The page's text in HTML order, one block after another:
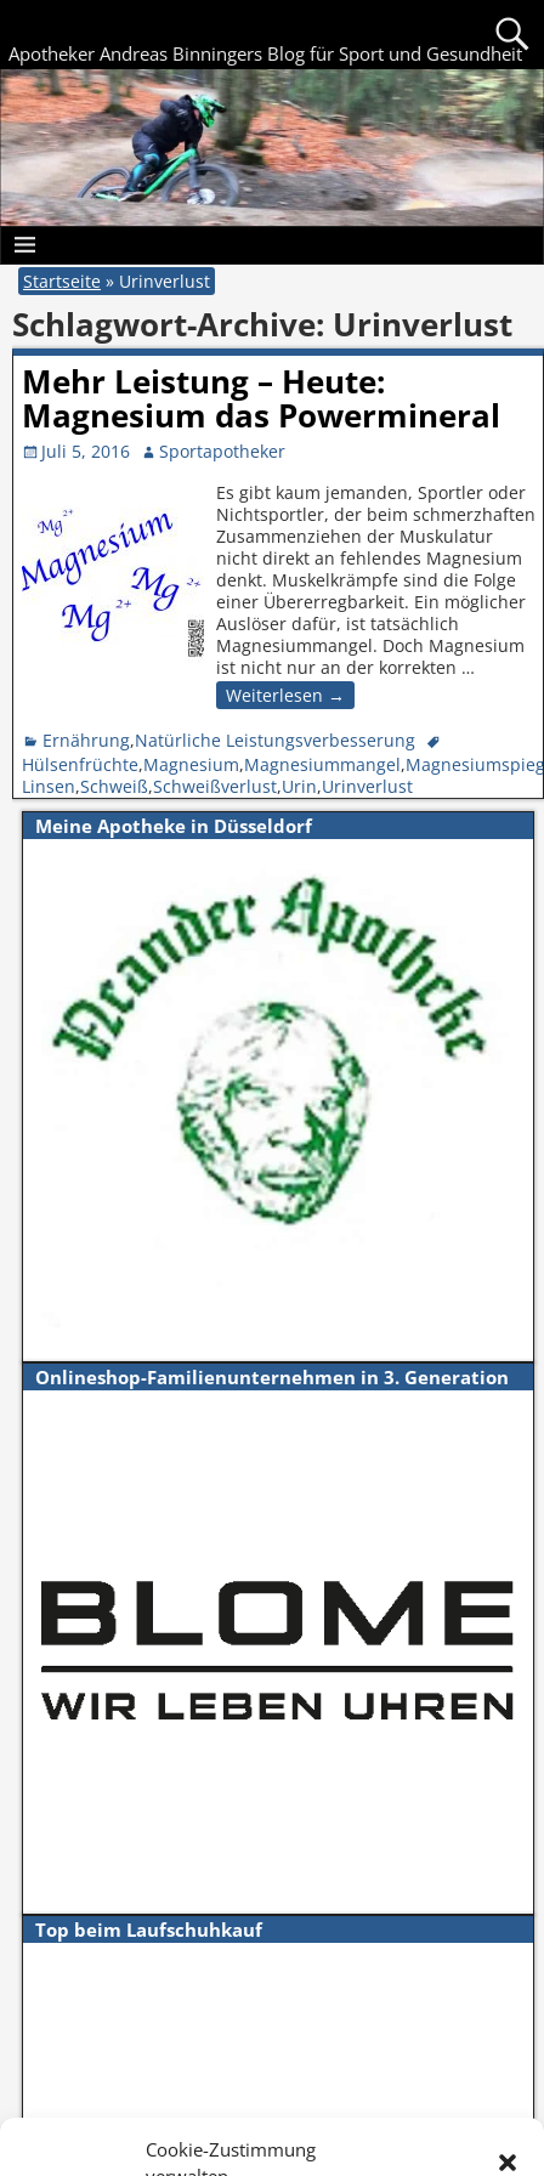
Cookie-Zustimmung
Apotheker Andreas Binningers Blog für Sport und Gesundheit
Startseite » Urinverlust
Schlagwort-Archive: Urinverlust
Mehr Leistung – Heute:
Magnesium das Powermineral
Juli 5, 2016
Sportapotheker
Es gibt kaum jemanden, Sportler oder
Nichtsportler, der beim schmerzhaften
Zusammenziehen der Muskulatur
nicht direkt an fehlendes Magnesium
denkt. Muskelkrämpfe sind die Folge
einer Übererregbarkeit. Ein möglicher
Auslöser dafür, ist tatsächlich
Magnesiummangel. Doch Magnesium
ist nicht nur an der korrekten …
Weiterlesen →
Ernährung,Natürliche Leistungsverbesserung
Hülsenfrüchte,Magnesium,Magnesiummangel,
Linsen,Schweiß,Schweißverlust,Urin,Urinverlust
Meine Apotheke in Düsseldorf
Onlineshop-Familienunternehmen in 3. Generation
Top beim Laufschuhkauf